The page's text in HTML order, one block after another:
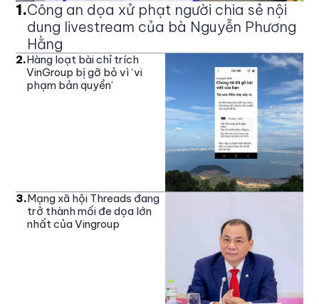
1.Công an dọa xử phạt người chia sẻ nội
dung livestream của bà Nguyễn Phương
Hằng
2.Hàng loạt bài chỉ trích
VinGroup bị gỡ bỏ vì ‘vi
phạm bản quyền’
3.Mạng xã hội Threads đang
trở thành mối đe dọa lớn
nhất của Vingroup